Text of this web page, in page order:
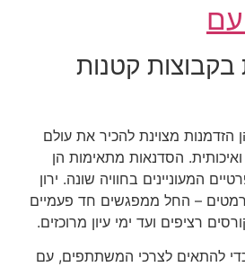
עם
בקבוצות קטנות
הזדמנות מצוינת להכיר את עולם
הסדנאות מתאימות הן
המעוניינים בחוויה שונה. ירון
– החל ממפגשים חד פעמיים
רציפים ועד ימי עיון מרוכזים.
להתאים לצרכי המשתתפים, עם